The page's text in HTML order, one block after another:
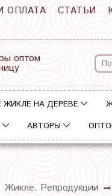
ОПЛАТА СТАТЬИ
оптом
ЖИКЛЕ НА ДЕРЕВЕ
АВТОРЫ
Жикле. Репродукции